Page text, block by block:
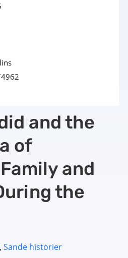
and the
of
and
the
Sande historier